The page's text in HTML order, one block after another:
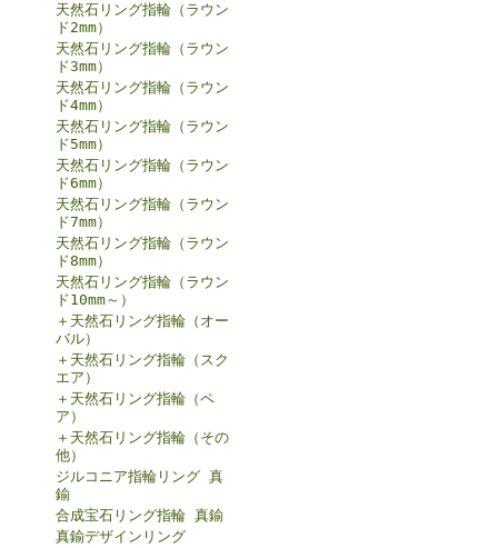
天然石リング指輪（ラウン
ド2mm）
天然石リング指輪（ラウン
ド3mm）
天然石リング指輪（ラウン
ド4mm）
天然石リング指輪（ラウン
ド5mm）
天然石リング指輪（ラウン
ド6mm）
天然石リング指輪（ラウン
ド7mm）
天然石リング指輪（ラウン
ド8mm）
天然石リング指輪（ラウン
ド10mm～）
＋天然石リング指輪（オー
バル）
＋天然石リング指輪（スク
エア）
＋天然石リング指輪（ペ
ア）
＋天然石リング指輪（その
他）
ジルコニア指輪リング 真
鍮
合成宝石リング指輪 真鍮
真鍮デザインリング